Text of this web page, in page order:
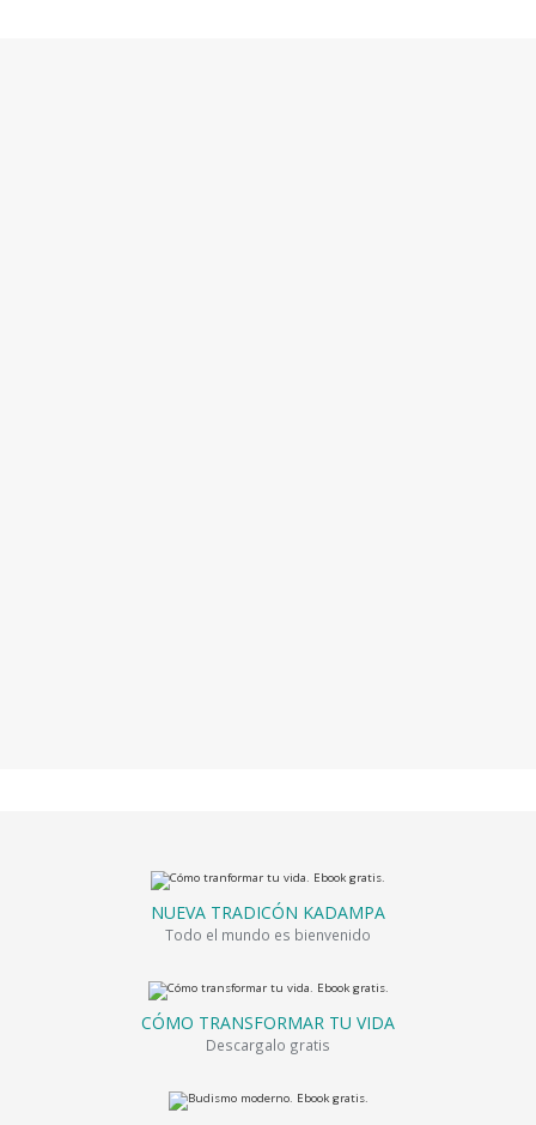
NUEVA TRADICÓN KADAMPA
Todo el mundo es bienvenido
CÓMO TRANSFORMAR TU VIDA
Descargalo gratis